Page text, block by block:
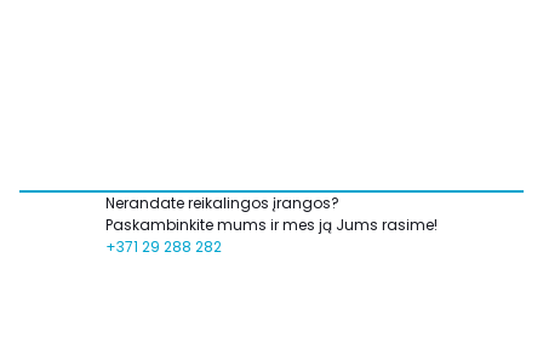
Nerandate reikalingos įrangos?
Paskambinkite mums ir mes ją Jums rasime!
+371 29 288 282